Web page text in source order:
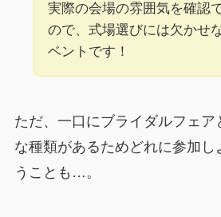
実際の会場の雰囲気を確認
ので、式場選びには欠かせ
ベントです！
ただ、一口にブライダルフェア
な種類があるためどれに参加し
うことも…。